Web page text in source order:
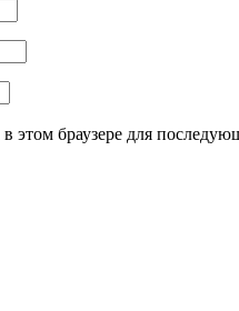
этом браузере для